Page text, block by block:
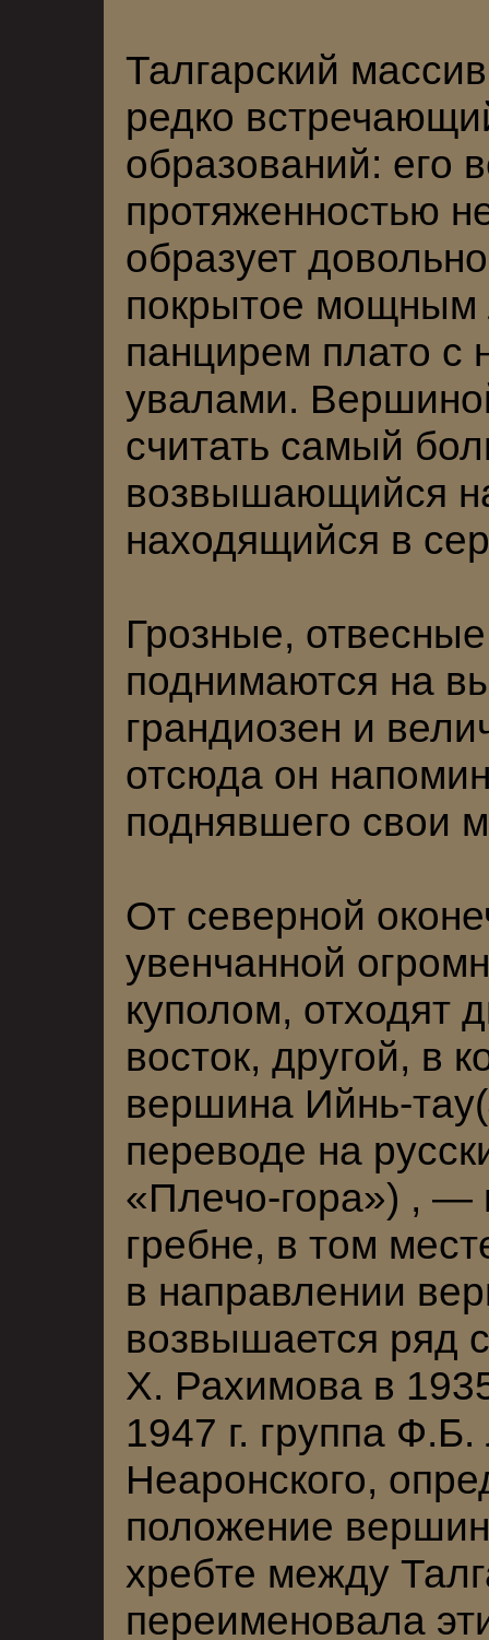
Талгарский
редко
образований: его
протяженностью
образует
покрытое
панцирем плато с
увалами.
считать самый
возвышающийся
находящийся в
Грозные,
поднимаются на
грандиозен и
отсюда он
поднявшего свои
От северной
увенчанной
куполом, отходят
восток, другой, в
вершина Ийнь-
переводе на
«Плечо-гора») , —
гребне, в том
в направлении
возвышается ряд
X. Рахимова в
1947 г. группа
Неаронского,
положение
хребте между
переименовала